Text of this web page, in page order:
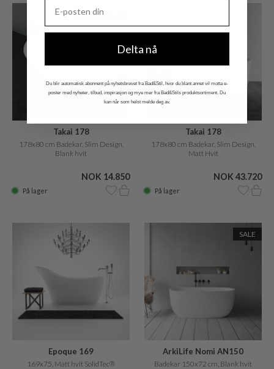
FAST LAV PRIS
Takai 178
178x80 cm Badekar, Slim Design,
Blank hvit
NOK 14.850
På lager
Takai 178
178x80 cm Badekar, Slim Design,
Matt Hvit
NOK 43.720
På lager
Epoque 169
169x75, Matt hvit SolidTec®
SALE
ArkiLife Nomi AN150
Badekar 150x72 cm, Blank hvit
Delta nå
Du blir automatisk abonnent på nyhetsbrevet fra Bad&Stil, hvor du blant annet vil motta e-
poster med nyheter, tilbud, inspirasjon og mye mer fra Bad&Stils produktsortiment. Du
kan når som helst melde deg av.